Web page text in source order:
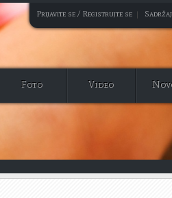
Prijavite se / Registrujte se |
Foto Video